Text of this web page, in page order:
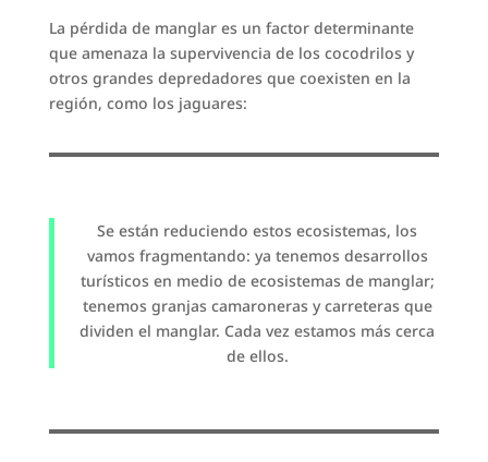
La pérdida de manglar es un factor determinante
que amenaza la supervivencia de los cocodrilos y
otros grandes depredadores que coexisten en la
región, como los jaguares:
Se están reduciendo estos ecosistemas, los
vamos fragmentando: ya tenemos desarrollos
turísticos en medio de ecosistemas de manglar;
tenemos granjas camaroneras y carreteras que
dividen el manglar. Cada vez estamos más cerca
de ellos.